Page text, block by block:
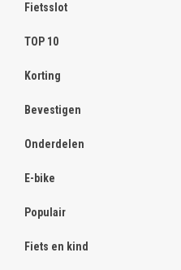
Fietsslot
TOP 10
Korting
Bevestigen
Onderdelen
E-bike
Populair
Fiets en kind